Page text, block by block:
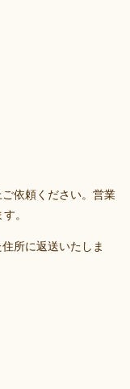
ご依頼ください。営業
。
所に返送いたしま